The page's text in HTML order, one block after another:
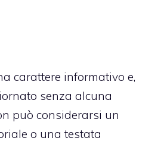
carattere informativo e,
senza alcuna
può considerarsi un
o una testata